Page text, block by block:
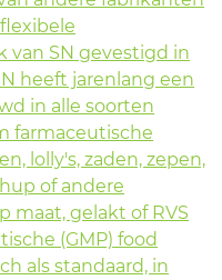
van SN gevestigd in
heeft jarenlang een
in alle soorten
farmaceutische
lolly's, zaden, zepen,
of andere
maat, gelakt of RVS
(GMP) food
als standaard, in